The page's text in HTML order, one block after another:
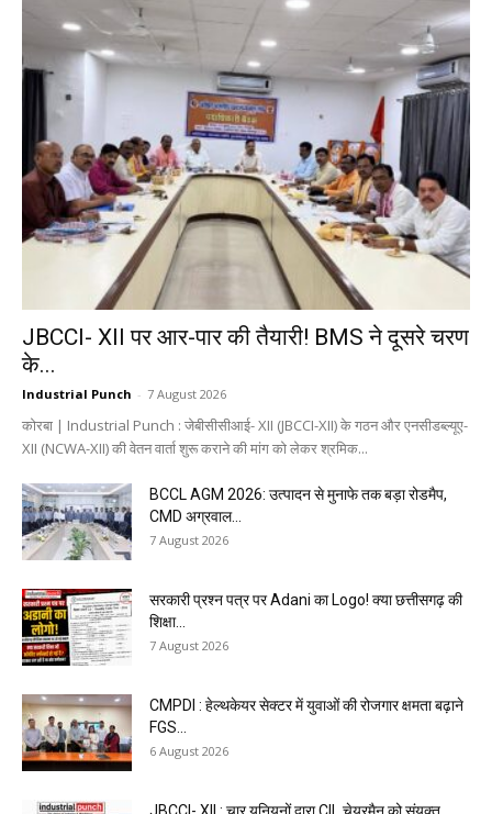
JBCCI- XII पर आर-पार की तैयारी! BMS ने दूसरे चरण
के...
Industrial Punch - 7 August 2026
कोरबा | Industrial Punch : जेबीसीसीआई- XII (JBCCI-XII) के गठन और एनसीडब्ल्यूए-
XII (NCWA-XII) की वेतन वार्ता शुरू कराने की मांग को लेकर श्रमिक...
BCCL AGM 2026: उत्पादन से मुनाफे तक बड़ा रोडमैप,
CMD अग्रवाल...
7 August 2026
सरकारी प्रश्न पत्र पर Adani का Logo! क्या छत्तीसगढ़ की
शिक्षा...
7 August 2026
CMPDI : हेल्थकेयर सेक्टर में युवाओं की रोजगार क्षमता बढ़ाने
FGS...
6 August 2026